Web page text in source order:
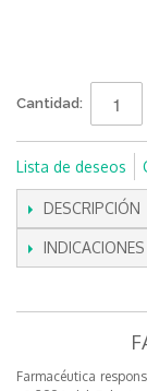
Cantidad:
Lista de deseos
DESCRIPCIÓN
INDICACIONES
Farmacéutica